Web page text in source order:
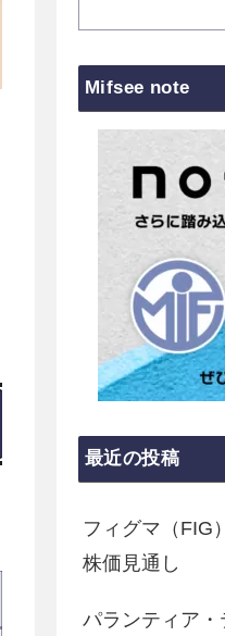
Mifsee note
最近の投稿
フィグマ（FIG
株価見通し
パランティア